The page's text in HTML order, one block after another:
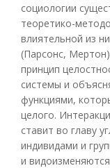
социологии
теоретико-
влиятельной из
(Парсонс,
принцип
системы и
функциями,
целого.
ставит во главу
индивидами и
и